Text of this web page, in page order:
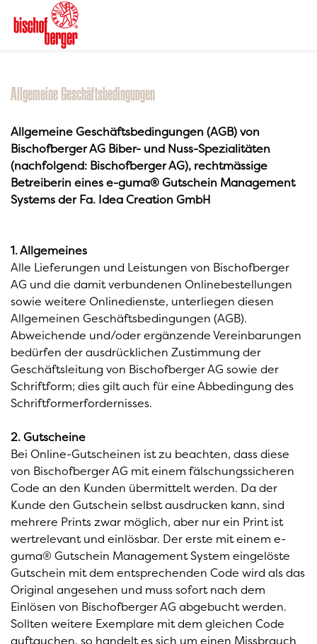
Allgemeine Geschäftsbedingungen
Allgemeine Geschäftsbedingungen (AGB) von
Bischofberger AG Biber- und Nuss-Spezialitäten
(nachfolgend: Bischofberger AG), rechtmässige
Betreiberin eines e-guma® Gutschein Management
Systems der Fa. Idea Creation GmbH
1. Allgemeines
Alle Lieferungen und Leistungen von Bischofberger
AG und die damit verbundenen Onlinebestellungen
sowie weitere Onlinedienste, unterliegen diesen
Allgemeinen Geschäftsbedingungen (AGB).
Abweichende und/oder ergänzende Vereinbarungen
bedürfen der ausdrücklichen Zustimmung der
Geschäftsleitung von Bischofberger AG sowie der
Schriftform; dies gilt auch für eine Abbedingung des
Schriftformerfordernisses.
2. Gutscheine
Bei Online-Gutscheinen ist zu beachten, dass diese
von Bischofberger AG mit einem fälschungssicheren
Code an den Kunden übermittelt werden. Da der
Kunde den Gutschein selbst ausdrucken kann, sind
mehrere Prints zwar möglich, aber nur ein Print ist
wertrelevant und einlösbar. Der erste mit einem e-
guma® Gutschein Management System eingelöste
Gutschein mit dem entsprechenden Code wird als das
Original angesehen und muss sofort nach dem
Einlösen von Bischofberger AG abgebucht werden.
Sollten weitere Exemplare mit dem gleichen Code